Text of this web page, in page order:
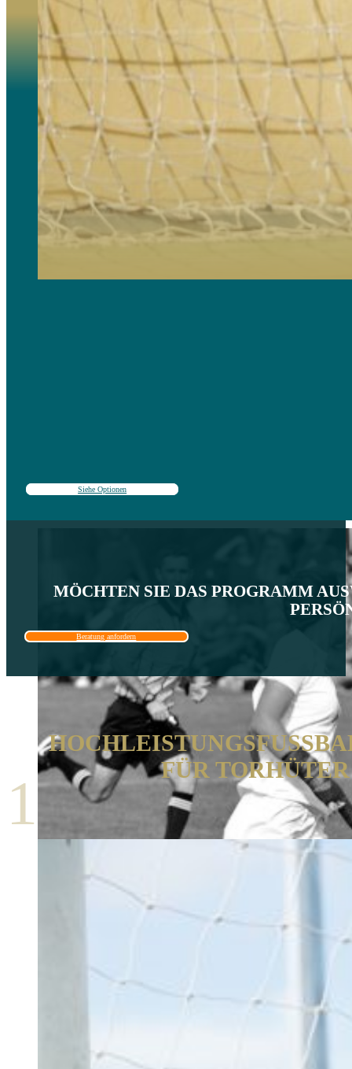
Siehe Optionen
MÖCHTEN SIE DAS PROGRAMM
Beratung anfordern
1
FÜR TORHÜTER